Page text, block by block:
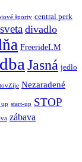
športy central perk
divadlo
FreerideLM
Jasná jedlo
Nezaradené
up start-up STOP
zábava